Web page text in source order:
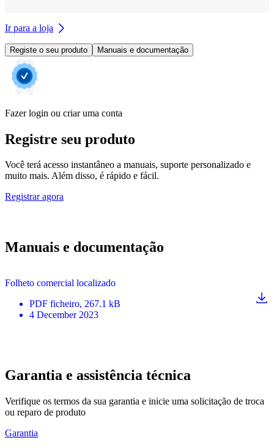
Ir para a loja
Registe o seu produto Manuais e documentação
Fazer login ou criar uma conta
Registre seu produto
Você terá acesso instantâneo a manuais, suporte personalizado e
muito mais. Além disso, é rápido e fácil.
Registrar agora
Manuais e documentação
Folheto comercial localizado
PDF ficheiro, 267.1 kB
4 December 2023
Garantia e assistência técnica
Verifique os termos da sua garantia e inicie uma solicitação de troca
ou reparo de produto
Garantia